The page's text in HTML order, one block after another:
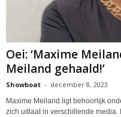
Oei: ‘Maxime
Meiland gehaald!’
Showboat - december 8, 2023
Maxime Meiland ligt behoorlijk
zich uitlaat in verschillende